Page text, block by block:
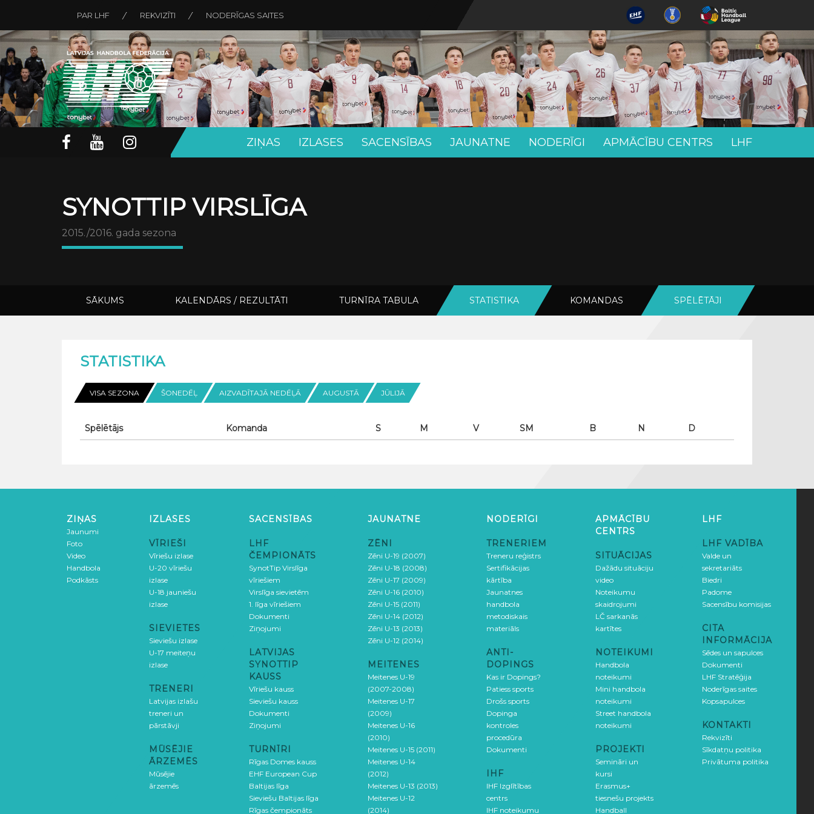
PAR LHF REKVIZĪTI NODERĪGAS SAITES
ZIŅAS IZLASES SACENSĪBAS JAUNATNE NODERĪGI APMĀCĪBU CENTRS LHF
SYNOTTIP VIRSLĪGA
2015./2016. gada sezona
SĀKUMS KALENDĀRS / REZULTĀTI TURNĪRA TABULA STATISTIKA KOMANDAS SPĒLĒTĀJI
STATISTIKA
VISA SEZONA ŠONEDĒĻ AIZVADĪTAJĀ NEDĒĻĀ AUGUSTĀ JŪLIJĀ
Spēlētājs Komanda S M V SM B N D
ZIŅAS
Jaunumi
Foto
Video
Handbola
Podkāsts
IZLASES
VĪRIEŠI
Vīriešu izlase
U-20 vīriešu
izlase
U-18 jauniešu
izlase
SIEVIETES
Sieviešu izlase
U-17 meiteņu
izlase
TRENERI
Latvijas izlašu
treneri un
pārstāvji
MŪSĒJIE
ĀRZEMĒS
Mūsējie
ārzemēs
SACENSĪBAS
LHF
ČEMPIONĀTS
SynotTip Virslīga
vīriešiem
Virslīga sievietēm
1. līga vīriešiem
Dokumenti
Ziņojumi
LATVIJAS
SYNOTTIP
KAUSS
Vīriešu kauss
Sieviešu kauss
Dokumenti
Ziņojumi
TURNĪRI
Rīgas Domes kauss
EHF European Cup
Baltijas līga
Sieviešu Baltijas līga
Rīgas čempionāts
JAUNATNE
ZĒNI
Zēni U-19 (2007)
Zēni U-18 (2008)
Zēni U-17 (2009)
Zēni U-16 (2010)
Zēni U-15 (2011)
Zēni U-14 (2012)
Zēni U-13 (2013)
Zēni U-12 (2014)
MEITENES
Meitenes U-19
(2007-2008)
Meitenes U-17
(2009)
Meitenes U-16
(2010)
Meitenes U-15 (2011)
Meitenes U-14
(2012)
Meitenes U-13 (2013)
Meitenes U-12
(2014)
NODERĪGI
TRENERIEM
Treneru reģistrs
Sertifikācijas
kārtība
Jaunatnes
handbola
metodiskais
materiāls
ANTI-
DOPINGS
Kas ir Dopings?
Patiess sports
Drošs sports
Dopinga
kontroles
procedūra
Dokumenti
IHF
IHF Izglītības
centrs
IHF noteikumu
APMĀCĪBU
CENTRS
SITUĀCIJAS
Dažādu situāciju
video
Noteikumu
skaidrojumi
LČ sarkanās
kartītes
NOTEIKUMI
Handbola
noteikumi
Mini handbola
noteikumi
Street handbola
noteikumi
PROJEKTI
Semināri un
kursi
Erasmus+
tiesnešu projekts
Handball
LHF
LHF VADĪBA
Valde un
sekretariāts
Biedri
Padome
Sacensību komisijas
CITA
INFORMĀCIJA
Sēdes un sapulces
Dokumenti
LHF Stratēģija
Noderīgas saites
Kopsapulces
KONTAKTI
Rekvizīti
Sīkdatņu politika
Privātuma politika